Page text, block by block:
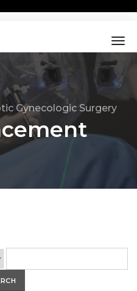
Gynecologic Surgery